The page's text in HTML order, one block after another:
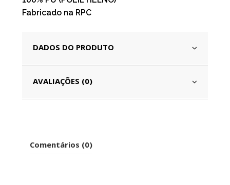
Fabricado na RPC
DADOS DO PRODUTO
AVALIAÇÕES (0)
Comentários (0)